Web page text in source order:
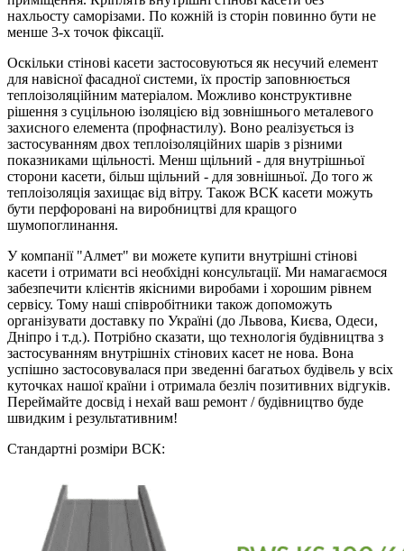
нахльосту саморізами. По кожній із сторін повинно бути не
менше 3-х точок фіксації.
Оскільки стінові касети застосовуються як несучий елемент
для навісної фасадної системи, їх простір заповнюється
теплоізоляційним матеріалом. Можливо конструктивне
рішення з суцільною ізоляцією від зовнішнього металевого
захисного елемента (профнастилу). Воно реалізується із
застосуванням двох теплоізоляційних шарів з різними
показниками щільності. Менш щільний - для внутрішньої
сторони касети, більш щільний - для зовнішньої. До того ж
теплоізоляція захищає від вітру. Також ВСК касети можуть
бути перфоровані на виробництві для кращого
шумопоглинання.
У компанії "Алмет" ви можете купити внутрішні стінові
касети і отримати всі необхідні консультації. Ми намагаємося
забезпечити клієнтів якісними виробами і хорошим рівнем
сервісу. Тому наші співробітники також допоможуть
організувати доставку по Україні (до Львова, Києва, Одеси,
Дніпро і т.д.). Потрібно сказати, що технологія будівництва з
застосуванням внутрішніх стінових касет не нова. Вона
успішно застосовувалася при зведенні багатьох будівель у всіх
куточках нашої країни і отримала безліч позитивних відгуків.
Переймайте досвід і нехай ваш ремонт / будівництво буде
швидким і результативним!
Стандартні розміри ВСК: